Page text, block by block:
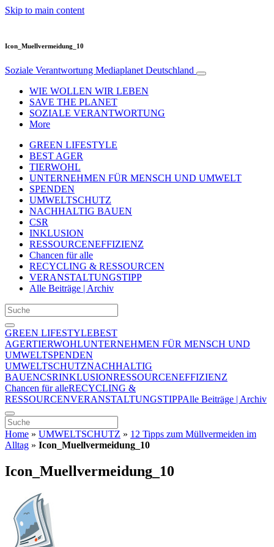
Skip to main content
Icon_Muellvermeidung_10
Soziale Verantwortung Mediaplanet Deutschland
WIE WOLLEN WIR LEBEN
SAVE THE PLANET
SOZIALE VERANTWORTUNG
More
GREEN LIFESTYLE
BEST AGER
TIERWOHL
UNTERNEHMEN FÜR MENSCH UND UMWELT
SPENDEN
UMWELTSCHUTZ
NACHHALTIG BAUEN
CSR
INKLUSION
RESSOURCENEFFIZIENZ
Chancen für alle
RECYCLING & RESSOURCEN
VERANSTALTUNGSTIPP
Alle Beiträge | Archiv
GREEN LIFESTYLEBEST
AGERTIERWOHLUNTERNEHMEN FÜR MENSCH UND
UMWELTSPENDEN
UMWELTSCHUTZNACHHALTIG
BAUENCSRINKLUSIONRESSOURCENEFFIZIENZ
Chancen für alleRECYCLING &
RESSOURCENVERANSTALTUNGSTIPPAlle Beiträge | Archiv
Home » UMWELTSCHUTZ » 12 Tipps zum Müllvermeiden im
Alltag » Icon_Muellvermeidung_10
Icon_Muellvermeidung_10